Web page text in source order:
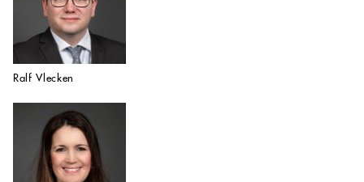
Ralf Vlecken